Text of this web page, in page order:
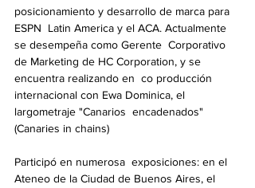
posicionamiento y desarrollo de marca para
ESPN  Latin America y el ACA. Actualmente
se desempeña como Gerente  Corporativo
de Marketing de HC Corporation, y se
encuentra realizando en  co producción
internacional con Ewa Dominica, el
largometraje "Canarios  encadenados"
(Canaries in chains)
Participó en numerosa  exposiciones: en el
Ateneo de la Ciudad de Buenos Aires, el